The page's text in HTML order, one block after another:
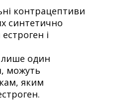
контрацептиви
синтетично
і
лише один
можуть
яким